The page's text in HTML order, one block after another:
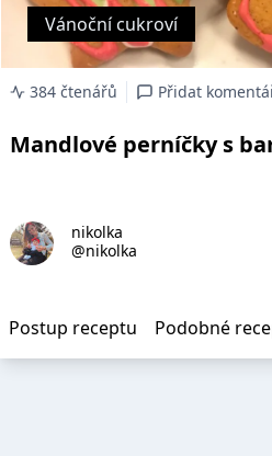
Vánoční cukroví
384 čtenářů Přidat
Mandlové perníčky s
nikolka
@nikolka
Postup receptu Podobné